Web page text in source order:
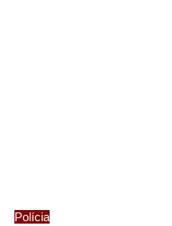
Polícia